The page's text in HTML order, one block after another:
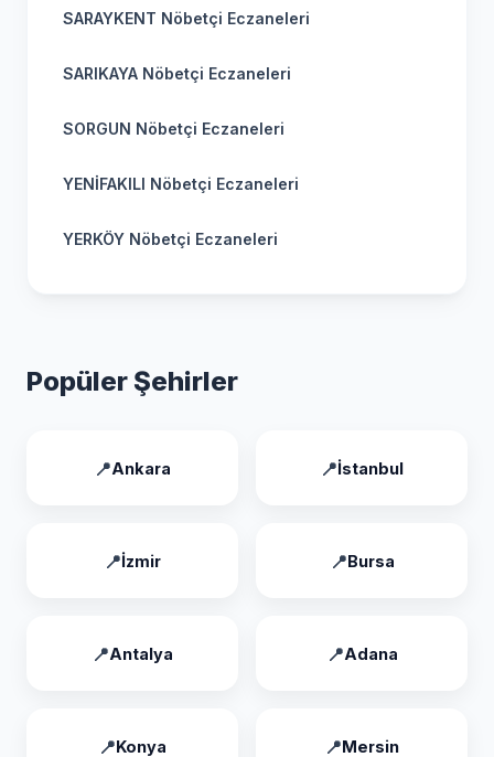
SARAYKENT Nöbetçi Eczaneleri
SARIKAYA Nöbetçi Eczaneleri
SORGUN Nöbetçi Eczaneleri
YENİFAKILI Nöbetçi Eczaneleri
YERKÖY Nöbetçi Eczaneleri
Popüler Şehirler
Ankara İstanbul
İzmir Bursa
Antalya Adana
Konya Mersin